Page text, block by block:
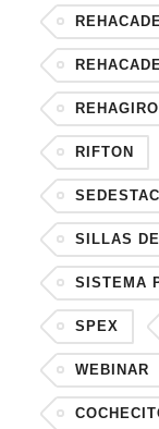
RIFTON
SILLAS
SISTEMA
SPEX
WEBINAR